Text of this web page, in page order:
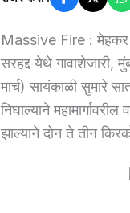
Massive Fire : मेहकर
सरहद्द येथे गावाशेजारी,
मार्च) सायंकाळी सुमारे
निघाल्याने
झाल्याने दोन ते तीन